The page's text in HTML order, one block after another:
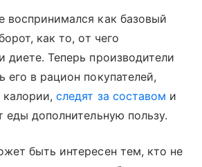
воспринимался как базовый
как то, от чего
диете. Теперь производители
его в рацион покупателей,
калории,следят за составом и
еды дополнительную пользу.
быть интересен тем, кто не